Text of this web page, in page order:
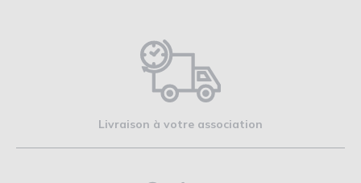
Livraison à votre association